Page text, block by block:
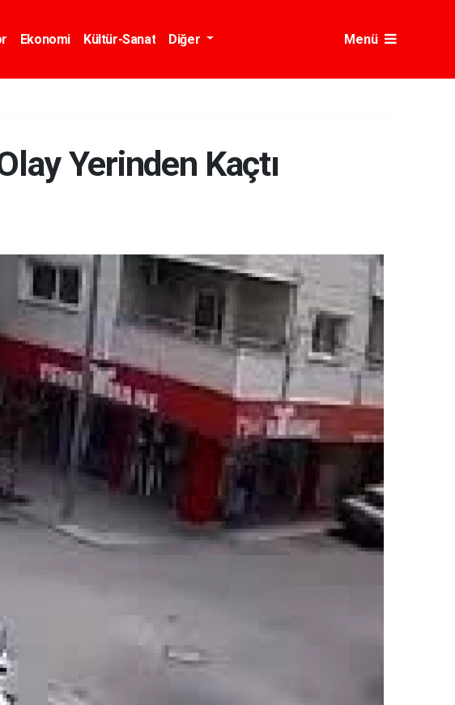
Ekonomi Kültür-Sanat Diğer Menü
Yerinden Kaçtı